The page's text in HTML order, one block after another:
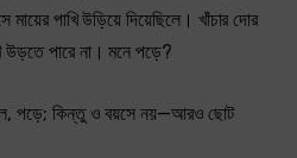
পাখি উড়িয়ে দিয়েছিলে। খাঁচার দোর
উড়তে পারে না। মনে পড়ে?
পড়ে; কিন্তু ও বয়সে নয়—আরও ছোট